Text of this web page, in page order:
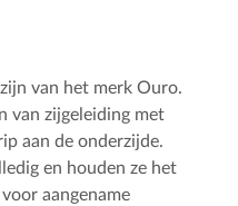
van het merk Ouro.
van zijgeleiding met
aan de onderzijde.
en houden ze het
aangename